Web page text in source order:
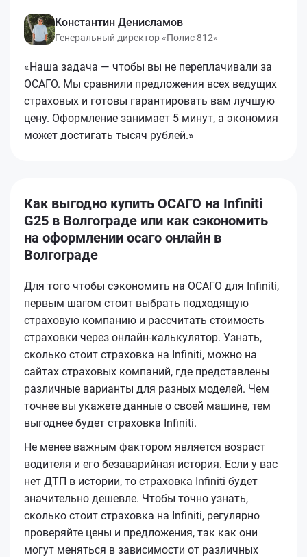
Константин Денисламов
Генеральный директор «Полис 812»
«Наша задача — чтобы вы не переплачивали за
ОСАГО. Мы сравнили предложения всех ведущих
страховых и готовы гарантировать вам лучшую
цену. Оформление занимает 5 минут, а экономия
может достигать тысяч рублей.»
Как выгодно купить ОСАГО на Infiniti
G25 в Волгограде или как сэкономить
на оформлении осаго онлайн в
Волгограде
Для того чтобы сэкономить на ОСАГО для Infiniti,
первым шагом стоит выбрать подходящую
страховую компанию и рассчитать стоимость
страховки через онлайн-калькулятор. Узнать,
сколько стоит страховка на Infiniti, можно на
сайтах страховых компаний, где представлены
различные варианты для разных моделей. Чем
точнее вы укажете данные о своей машине, тем
выгоднее будет страховка Infiniti.
Не менее важным фактором является возраст
водителя и его безаварийная история. Если у вас
нет ДТП в истории, то страховка Infiniti будет
значительно дешевле. Чтобы точно узнать,
сколько стоит страховка на Infiniti, регулярно
проверяйте цены и предложения, так как они
могут меняться в зависимости от различных